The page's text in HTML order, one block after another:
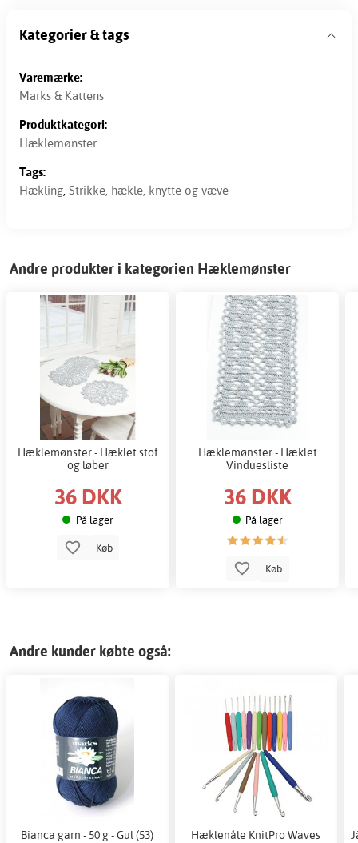
Kategorier & tags
Varemærke:
Marks & Kattens
Produktkategori:
Hæklemønster
Tags:
Hækling, Strikke, hækle, knytte og væve
Andre produkter i kategorien Hæklemønster
Hæklemønster - Hæklet stof
og løber
36 DKK
På lager
Køb
Hæklemønster - Hæklet
Vinduesliste
36 DKK
På lager
Køb
Andre kunder købte også:
Bianca garn - 50 g - Gul (53) Hæklenåle KnitPro Waves